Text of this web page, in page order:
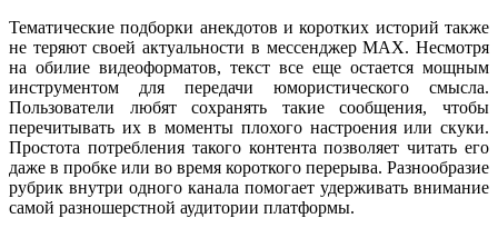
Тематические подборки анекдотов и коротких историй также
не теряют своей актуальности в мессенджер MAX. Несмотря
на обилие видеоформатов, текст все еще остается мощным
инструментом для передачи юмористического смысла.
Пользователи любят сохранять такие сообщения, чтобы
перечитывать их в моменты плохого настроения или скуки.
Простота потребления такого контента позволяет читать его
даже в пробке или во время короткого перерыва. Разнообразие
рубрик внутри одного канала помогает удерживать внимание
самой разношерстной аудитории платформы.